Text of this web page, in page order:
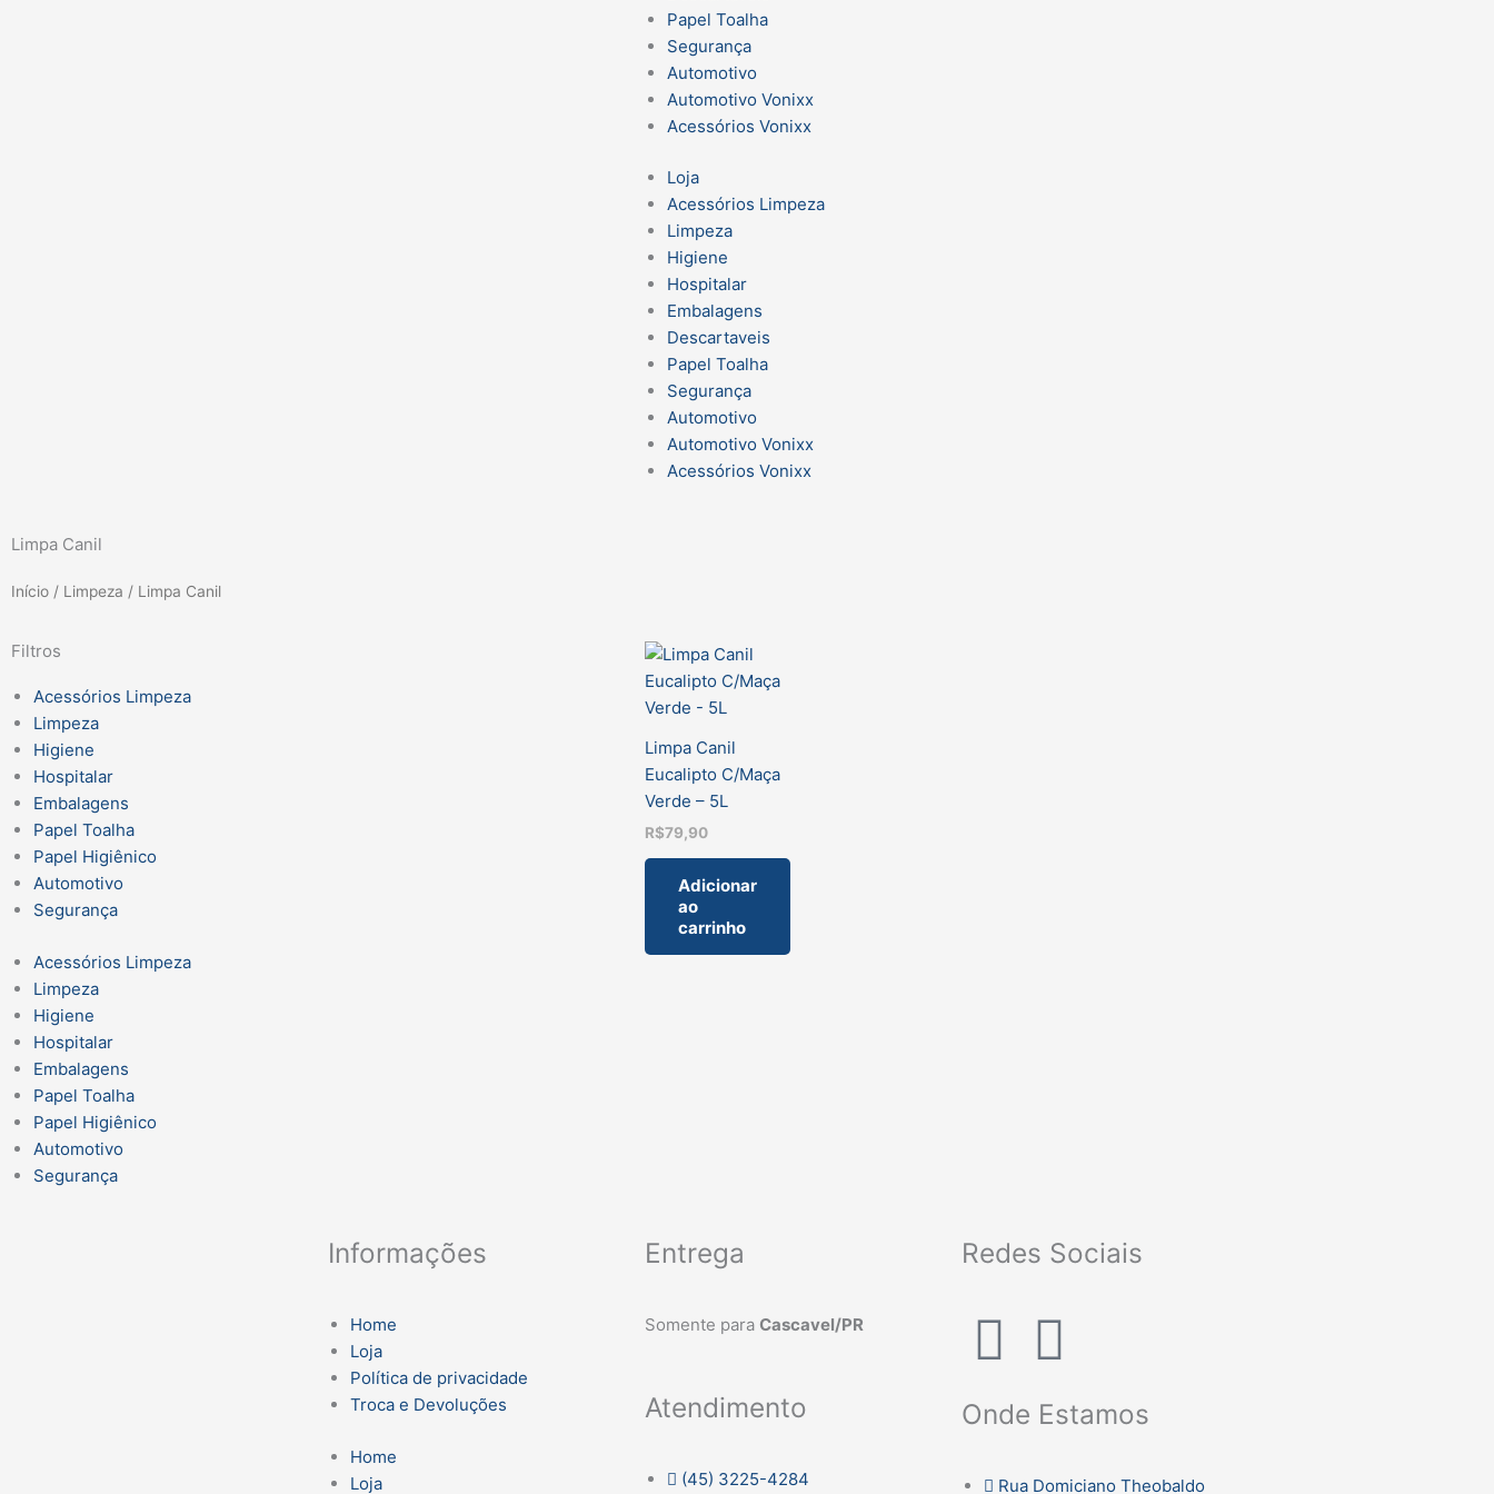
Papel Toalha
Segurança
Automotivo
Automotivo Vonixx
Acessórios Vonixx
Loja
Acessórios Limpeza
Limpeza
Higiene
Hospitalar
Embalagens
Descartaveis
Papel Toalha
Segurança
Automotivo
Automotivo Vonixx
Acessórios Vonixx
Limpa Canil
Início / Limpeza / Limpa Canil
Filtros
Acessórios Limpeza
Limpeza
Higiene
Hospitalar
Embalagens
Papel Toalha
Papel Higiênico
Automotivo
Segurança
Acessórios Limpeza
Limpeza
Higiene
Hospitalar
Embalagens
Papel Toalha
Papel Higiênico
Automotivo
Segurança
Limpa Canil
Eucalipto C/Maça
Verde – 5L
R$79,90
Adicionar
ao
carrinho
Informações
Home
Loja
Política de privacidade
Troca e Devoluções
Home
Loja
Entrega
Somente para Cascavel/PR
Atendimento
(45) 3225-4284
Redes Sociais
F
a
I
n
Onde Estamos
Rua Domiciano Theobaldo